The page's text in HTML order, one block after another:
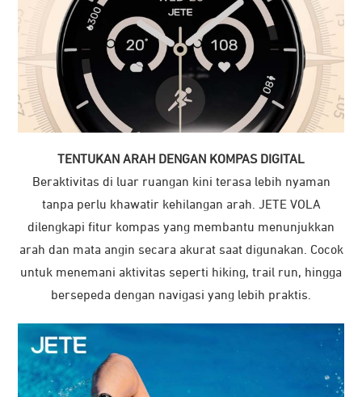
TENTUKAN ARAH DENGAN KOMPAS DIGITAL
Beraktivitas di luar ruangan kini terasa lebih nyaman
tanpa perlu khawatir kehilangan arah. JETE VOLA
dilengkapi fitur kompas yang membantu menunjukkan
arah dan mata angin secara akurat saat digunakan. Cocok
untuk menemani aktivitas seperti hiking, trail run, hingga
bersepeda dengan navigasi yang lebih praktis.